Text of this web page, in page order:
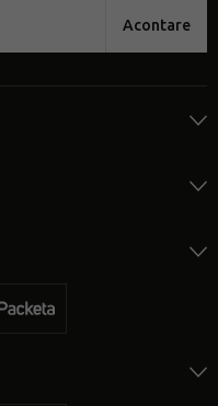
Acontare